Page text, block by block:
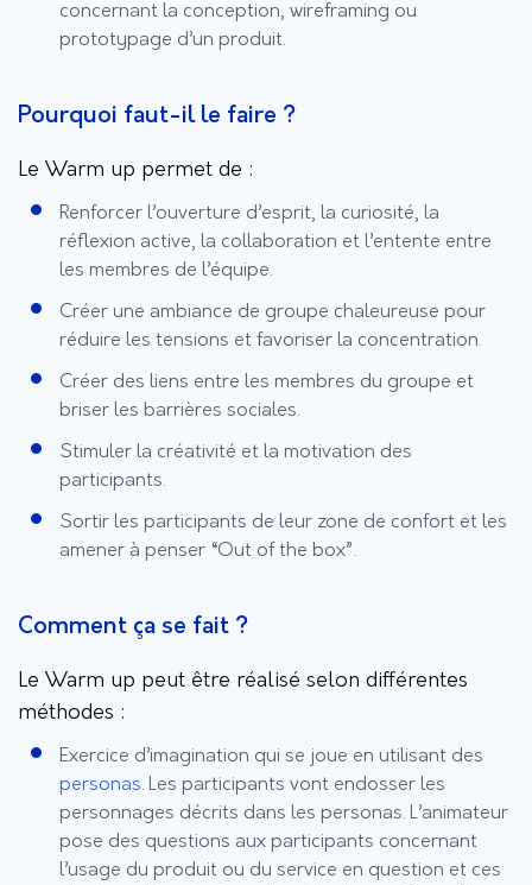
concernant la conception, wireframing ou
prototypage d’un produit.
Pourquoi faut-il le faire ?
Le Warm up permet de :
Renforcer l’ouverture d’esprit, la curiosité, la
réflexion active, la collaboration et l’entente entre
les membres de l’équipe.
Créer une ambiance de groupe chaleureuse pour
réduire les tensions et favoriser la concentration.
Créer des liens entre les membres du groupe et
briser les barrières sociales.
Stimuler la créativité et la motivation des
participants.
Sortir les participants de leur zone de confort et les
amener à penser “Out of the box”.
Comment ça se fait ?
Le Warm up peut être réalisé selon différentes
méthodes :
Exercice d’imagination qui se joue en utilisant des
personas. Les participants vont endosser les
personnages décrits dans les personas. L’animateur
pose des questions aux participants concernant
l’usage du produit ou du service en question et ces